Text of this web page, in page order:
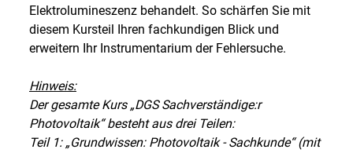
Elektrolumineszenz behandelt. So schärfen Sie mit
diesem Kursteil Ihren fachkundigen Blick und
erweitern Ihr Instrumentarium der Fehlersuche.
Hinweis:
Der gesamte Kurs „DGS Sachverständige:r
Photovoltaik“ besteht aus drei Teilen:
Teil 1: „Grundwissen: Photovoltaik - Sachkunde“ (mit